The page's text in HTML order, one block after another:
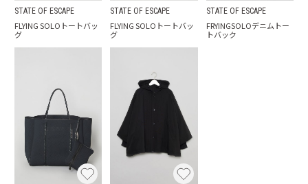
STATE OF ESCAPE
FLYING SOLOトートバッ
グ
STATE OF ESCAPE
FLYING SOLOトートバッ
グ
STATE OF ESCAPE
FRYINGSOLOデニムトー
トバック